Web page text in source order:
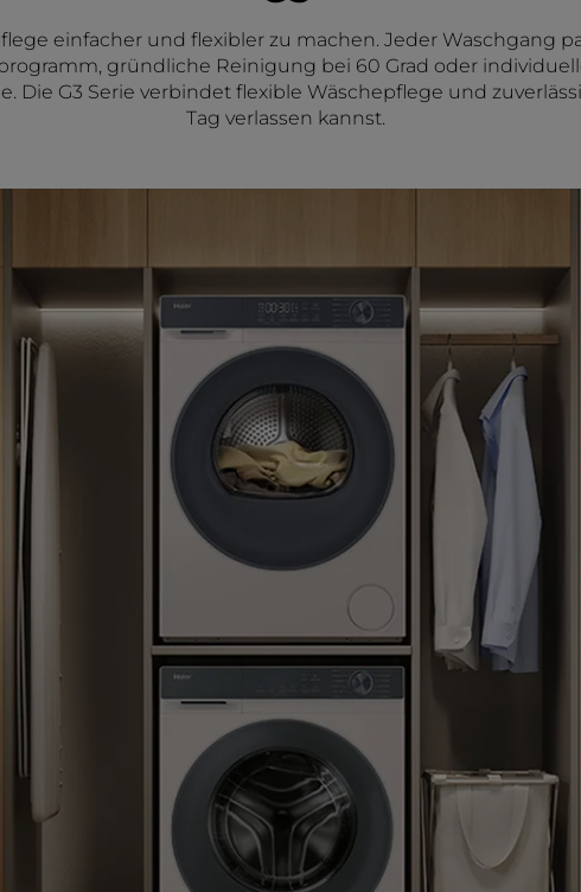
einfacher und flexibler zu machen. Jeder Waschgang
gründliche Reinigung bei 60 Grad oder
Die G3 Serie verbindet flexible Wäschepflege und
Tag verlassen kannst.